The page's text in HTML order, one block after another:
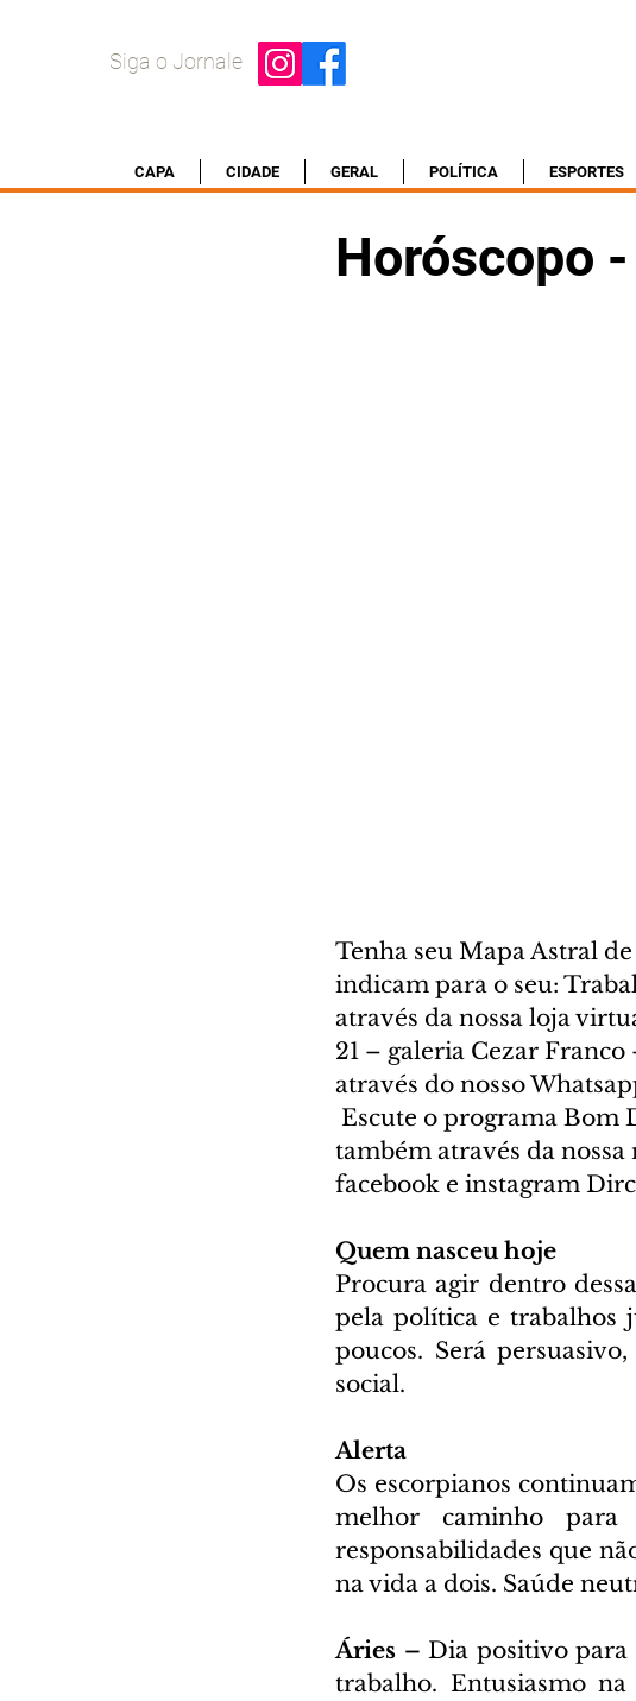
Siga o Jornale
CAPA CIDADE GERAL POLÍTICA ESPORTES
Horóscopo
Tenha seu Mapa Astral
indicam para o seu:
através da nossa loja
21 – galeria Cezar
através do nosso
Escute o programa Bom
também através da
facebook e instagram
Quem nasceu hoje
Procura agir dentro
pela política e trabalhos
poucos. Será
social.
Alerta
Os escorpianos
melhor caminho
responsabilidades que
na vida a dois. Saúde
Áries – Dia positivo para
trabalho. Entusiasmo